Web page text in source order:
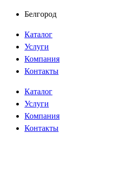
Перейти
содержимому
Белгород
Каталог
Услуги
Компания
Контакты
Каталог
Услуги
Компания
Контакты